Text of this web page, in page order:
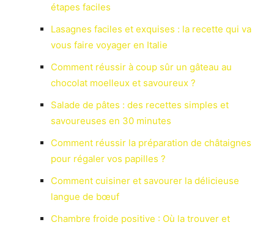
étapes faciles
Lasagnes faciles et exquises : la recette qui va
vous faire voyager en Italie
Comment réussir à coup sûr un gâteau au
chocolat moelleux et savoureux ?
Salade de pâtes : des recettes simples et
savoureuses en 30 minutes
Comment réussir la préparation de châtaignes
pour régaler vos papilles ?
Comment cuisiner et savourer la délicieuse
langue de bœuf
Chambre froide positive : Où la trouver et